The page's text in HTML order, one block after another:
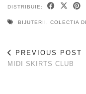
DISTRIBUIE:
BIJUTERII COLECTIA
PREVIOUS POST
MIDI SKIRTS CLUB